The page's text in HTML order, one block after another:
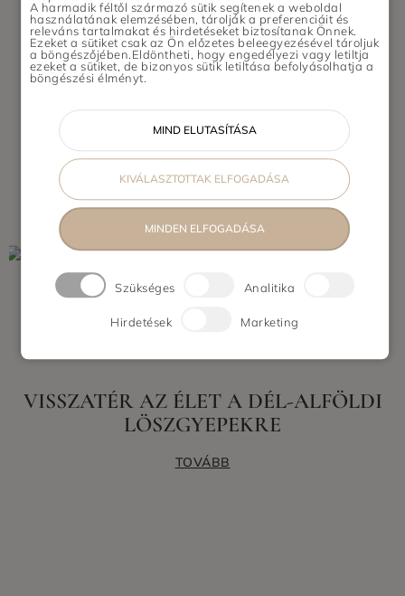
20 ÉV UTÁN ÉLETBE LÉPHET AZ
ÓCEÁNVÉDELMI TÖRVÉNY
VISSZATÉR AZ ÉLET A DÉL-ALFÖLDI
LÖSZGYEPEKRE
TOVÁBB
A harmadik féltől származó sütik segítenek a weboldal
használatának elemzésében, tárolják a preferenciáit és
releváns tartalmakat és hirdetéseket biztosítanak Önnek.
Ezeket a sütiket csak az Ön előzetes beleegyezésével tároljuk
a böngészőjében.Eldöntheti, hogy engedélyezi vagy letiltja
ezeket a sütiket, de bizonyos sütik letiltása befolyásolhatja a
böngészési élményt.
MIND ELUTASÍTÁSA
KIVÁLASZTOTTAK ELFOGADÁSA
MINDEN ELFOGADÁSA
Szükséges Analitika
Hirdetések Marketing